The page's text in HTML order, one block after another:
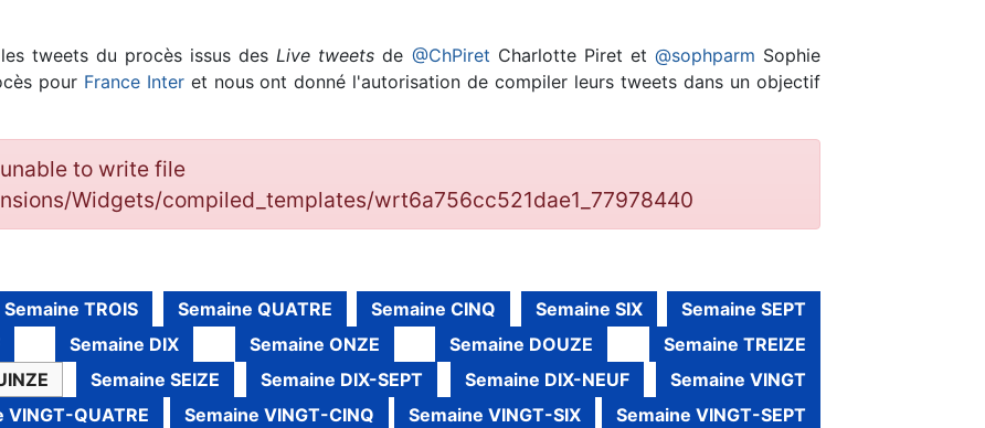
tweets du procès issus des Live tweets de @ChPiret Charlotte Piret et @sophparm Sophie
pour France Interet nous ont donné l'autorisation de compiler leurs tweets dans un objectif
to write file
Widgets/compiled_templates/wrt6a756cc521dae1_77978440
Semaine TROIS Semaine QUATRE Semaine CINQ Semaine SIX
Semaine SEPT
Semaine DIX Semaine ONZE Semaine DOUZE
Semaine TREIZE
Semaine SEIZE Semaine DIX-SEPT Semaine DIX-NEUF
Semaine VINGT
VINGT-QUATRE Semaine VINGT-CINQ Semaine VINGT-SIX
Semaine VINGT-SEPT